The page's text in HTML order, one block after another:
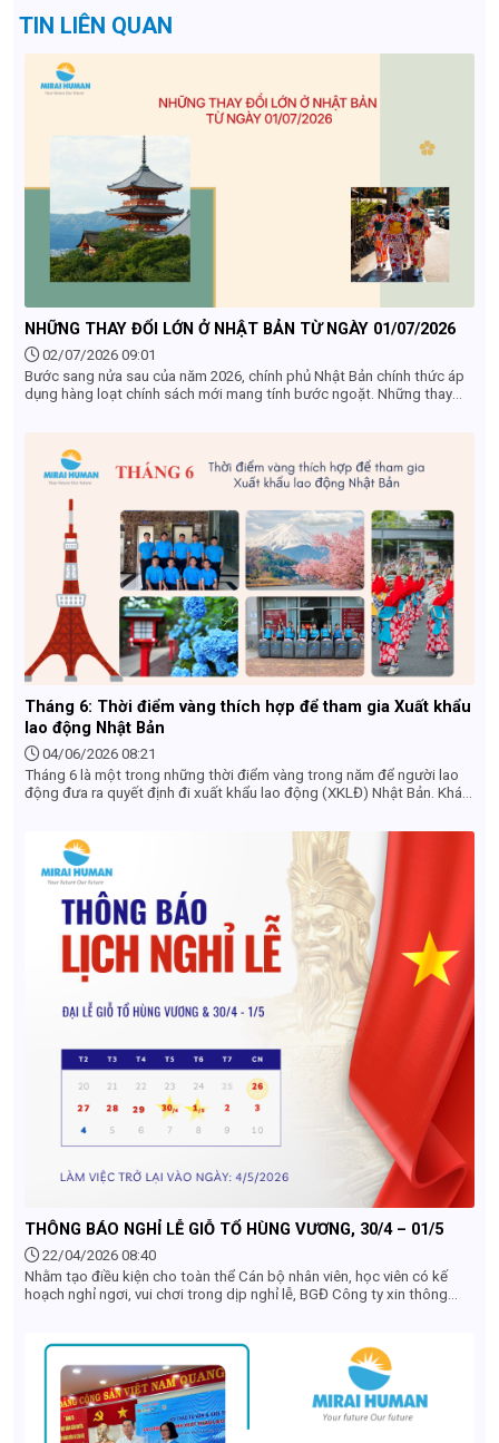
TIN LIÊN QUAN
NHỮNG THAY ĐỔI LỚN Ở NHẬT BẢN TỪ NGÀY 01/07/2026
02/07/2026 09:01
Bước sang nửa sau của năm 2026, chính phủ Nhật Bản chính thức áp
dụng hàng loạt chính sách mới mang tính bước ngoặt. Những thay
người lao động (TTS, Tokutei), du học sinh và các doanh nghiệp
nước ngoài tại đây. Dưới đây là 4 điểm mới quan trọng nhất bắt đầu
có hiệu lực mà bạn không thể bỏ qua.
Tháng 6: Thời điểm vàng thích hợp để tham gia Xuất khẩu
lao động Nhật Bản
04/06/2026 08:21
Tháng 6 là một trong những thời điểm vàng trong năm để người lao
động đưa ra quyết định đi xuất khẩu lao động (XKLĐ) Nhật Bản. Khác
dụng và làm hồ sơ, tháng 6 sở hữu những lợi thế cực kỳ lớn về cả đơn
hàng, chi phí lẫn lộ trình thời gian. Dưới đây là những lý do vì sao bạn
nên chốt đơn hàng và làm hồ sơ XKLĐ Nhật Bản ngay trong tháng 6
THÔNG BÁO NGHỈ LỄ GIỖ TỔ HÙNG VƯƠNG, 30/4 – 01/5
22/04/2026 08:40
Nhằm tạo điều kiện cho toàn thể Cán bộ nhân viên, học viên có kế
hoạch nghỉ ngơi, vui chơi trong dịp nghỉ lễ, BGĐ Công ty xin thông